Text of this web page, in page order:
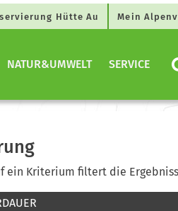
Hütte Au Mein
NATUR&UMWELT SERVICE
ein Kriterium filtert die